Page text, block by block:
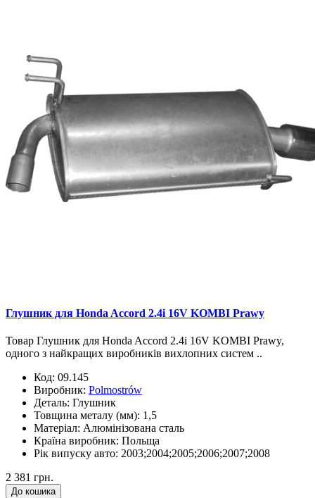
Глушник для Honda Accord 2.4i 16V KOMBI Prawy
Товар Глушник для Honda Accord 2.4i 16V KOMBI Prawy,
одного з найкращих виробників вихлопних систем ..
Код: 09.145
Виробник: Polmostrów
Деталь: Глушник
Товщина металу (мм): 1,5
Матеріал: Алюмінізована сталь
Країна виробник: Польща
Рік випуску авто: 2003;2004;2005;2006;2007;2008
2 381 грн.
До кошика